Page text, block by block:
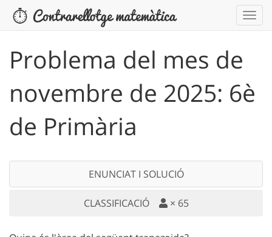
Problema del mes de
novembre de 2025: 6è
de Primària
ENUNCIAT I SOLUCIÓ
CLASSIFICACIÓ × 65